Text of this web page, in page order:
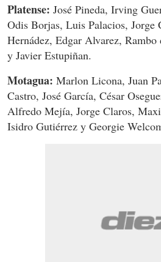
Platense: José Pineda, Irving
Odis Borjas, Luis Palacios, Jorge
Hernádez, Edgar Alvarez,
y Javier Estupiñan.
Motagua: Marlon Licona, Juan
Castro, José García, César
Alfredo Mejía, Jorge Claros,
Isidro Gutiérrez y Georgie